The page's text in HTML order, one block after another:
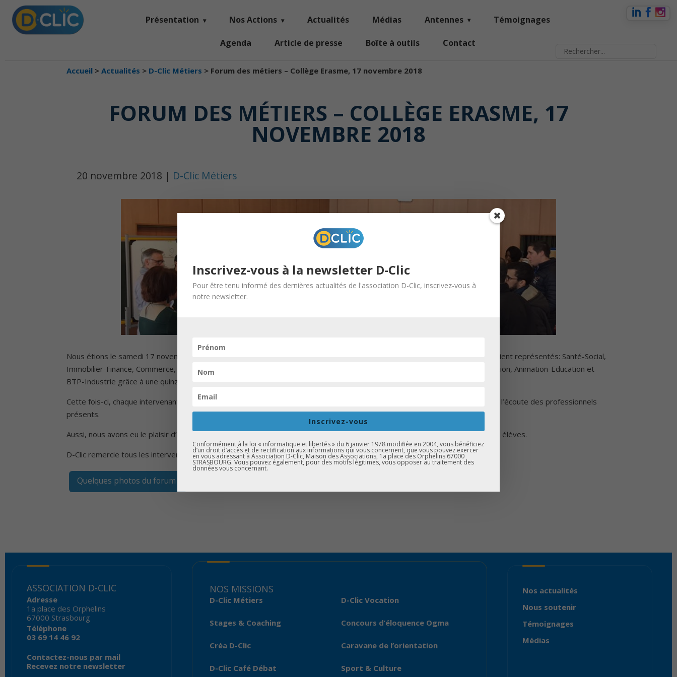
Présentation Nos Actions Actualités Médias Antennes Témoignages
Agenda Article de presse Boîte à outils Contact
Accueil > Actualités > D-Clic Métiers > Forum des métiers – Collège Erasme, 17 novembre 2018
FORUM DES MÉTIERS – COLLÈGE ERASME, 17
NOVEMBRE 2018
20 novembre 2018 | D-Clic Métiers
Nous étions le samedi 17 novembre 2018 au collège Erasme pour une matinée entre élèves et professionnels, 8 pôles y étaient représentés: Santé-Social,
Immobilier-Finance, Commerce, Droit-Gestion-Administration, Communication-Informatique-Multimédia, Hôtellerie-Restauration, Animation-Education et
BTP-Industrie grâce à une quinzaine d’intervenants.
Cette fois-ci, chaque intervenant disposait d’une salle de classe, cette configuration a permis aux élèves d’être encore plus à l’écoute des professionnels
présents.
Aussi, nous avons eu le plaisir d’avoir la visite des élus Serge Oehler et Françoise Bey, qui ont pris temps d’échanger avec les élèves.
D-Clic remercie tous les intervenants qui se sont déplacés ainsi que l’équipe pédagogique du collège Erasme !
Quelques photos du forum !
ASSOCIATION D-CLIC
Adresse
1a place des Orphelins
67000 Strasbourg
Téléphone
03 69 14 46 92
Contactez-nous par mail
Recevez notre newsletter
NOS MISSIONS
D-Clic Métiers D-Clic Vocation
Stages & Coaching Concours d’éloquence Ogma
Créa D-Clic Caravane de l’orientation
D-Clic Café Débat Sport & Culture
Nos actualités
Nous soutenir
Témoignages
Médias
Inscrivez-vous à la newsletter D-Clic
Pour être tenu informé des dernières actualités de l'association D-Clic, inscrivez-vous à
notre newsletter.
Inscrivez-vous
Conformément à la loi « informatique et libertés » du 6 janvier 1978 modifiée en 2004, vous bénéficiez
d’un droit d’accès et de rectification aux informations qui vous concernent, que vous pouvez exercer
en vous adressant à Association D-Clic, Maison des Associations, 1a place des Orphelins 67000
STRASBOURG. Vous pouvez également, pour des motifs légitimes, vous opposer au traitement des
données vous concernant.